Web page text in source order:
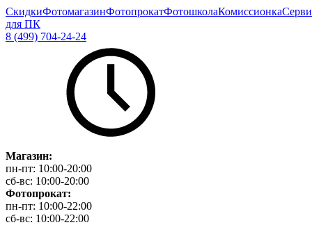
СкидкиФотомагазинФотопрокатФотошколаКомиссионка
для ПК
8 (499) 704-24-24
Магазин:
пн-пт: 10:00-20:00
сб-вс: 10:00-20:00
Фотопрокат:
пн-пт: 10:00-22:00
сб-вс: 10:00-22:00